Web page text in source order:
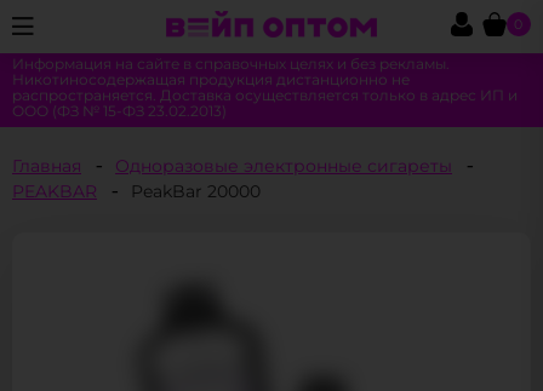
0
Информация на сайте в справочных целях и без рекламы.
Никотиносодержащая продукция дистанционно не
распространяется. Доставка осуществляется только в адрес ИП и
ООО (ФЗ № 15-ФЗ 23.02.2013)
Главная
Одноразовые электронные сигареты
PEAKBAR
PeakBar 20000